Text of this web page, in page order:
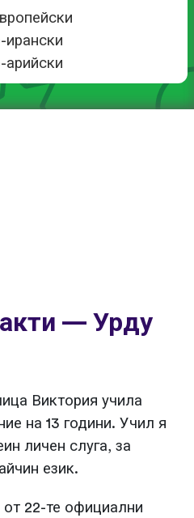
ирански
арийски
— Урду
Виктория учила
на 13 години. Учил я
личен слуга, за
език.
22-те официални